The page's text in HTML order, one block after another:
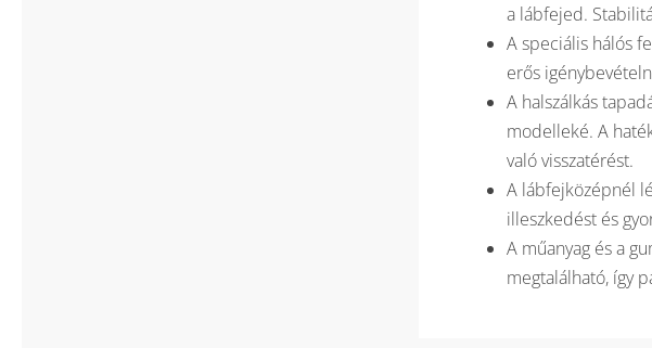
a lábfejed.
A speciális hálós
erős
A halszálkás
modelleké. A
való visszatérést.
A lábfejközépnél
illeszkedést és
A műanyag és a
megtalálható, így